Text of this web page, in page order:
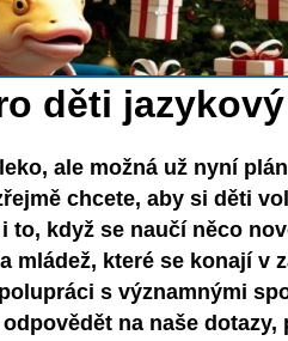
děti
ale možná už nyní
chcete, aby si děti
to, když se naučí něco
mládež, které se konají v
s významnými
na naše